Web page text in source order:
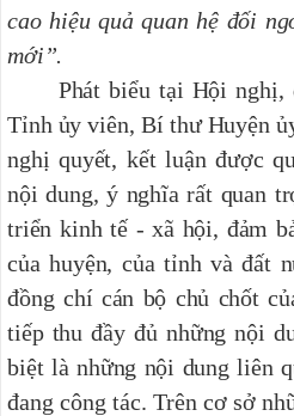
cao hiệu quả quan hệ đối
mới”.
Phát biểu tại Hội nghị,
Tỉnh ủy viên, Bí thư Huyện
nghị quyết, kết luận được
nội dung, ý nghĩa rất quan
triển kinh tế - xã hội, đảm
của huyện, của tỉnh và đất
đồng chí cán bộ chủ chốt
tiếp thu đầy đủ những nội
biệt là những nội dung liên
đang công tác. Trên cơ sở